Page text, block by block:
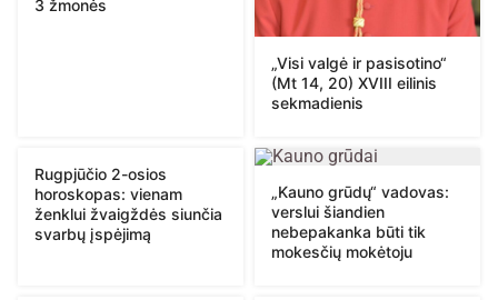
3 žmonės
„Visi valgė ir pasisotino“
(Mt 14, 20) XVIII eilinis
sekmadienis
Rugpjūčio 2-osios
horoskopas: vienam
ženklui žvaigždės siunčia
svarbų įspėjimą
„Kauno grūdų“ vadovas:
verslui šiandien
nebepakanka būti tik
mokesčių mokėtoju